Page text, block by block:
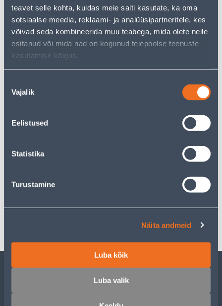
teavet selle kohta, kuidas meie saiti kasutate, ka oma
sotsiaalse meedia, reklaami- ja analüüsipartneritele, kes
võivad seda kombineerida muu teabega, mida olete neile
esitanud või mida nad on kogunud teiepoolse teenuste
kasutamise käigus.
valik
Vajalik
Eelistused
Statistika
Turustamine
Näita andmeid
Luba kõik
Luba valik
• Lõhnaküünal klaasis virsik.
• Põlemisaeg umbes 45 h.
• 14-päevane tagastusõigus.
Спецификация
ОБСЛУЖИВАНИЕ ЧАСТНЫХ КЛИЕНТОВ